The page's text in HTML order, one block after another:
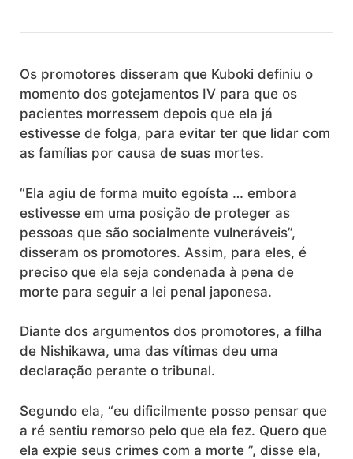
Os promotores disseram que Kuboki definiu o
momento dos gotejamentos IV para que os
pacientes morressem depois que ela já
estivesse de folga, para evitar ter que lidar com
as famílias por causa de suas mortes.
“Ela agiu de forma muito egoísta … embora
estivesse em uma posição de proteger as
pessoas que são socialmente vulneráveis”,
disseram os promotores. Assim, para eles, é
preciso que ela seja condenada à pena de
morte para seguir a lei penal japonesa.
Diante dos argumentos dos promotores, a filha
de Nishikawa, uma das vítimas deu uma
declaração perante o tribunal.
Segundo ela, “eu dificilmente posso pensar que
a ré sentiu remorso pelo que ela fez. Quero que
ela expie seus crimes com a morte ”, disse ela,